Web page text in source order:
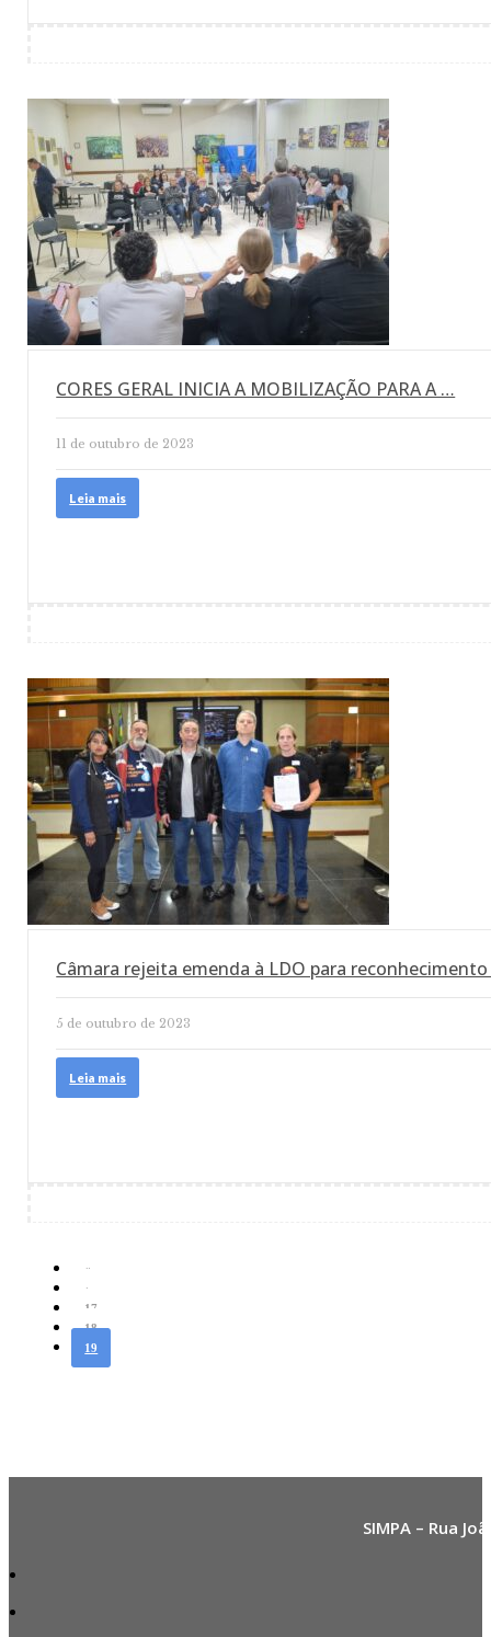
CORES GERAL INICIA A MOBILIZAÇÃO PARA A …
11 de outubro de 2023
Leia mais
Câmara rejeita emenda à LDO para
5 de outubro de 2023
Leia mais
«
‹
17
18
19
SIMPA – Rua